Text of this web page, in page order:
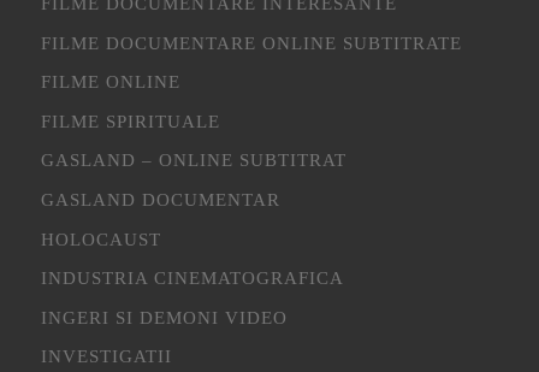
FILME DOCUMENTARE ONLINE SUBTITRATE
FILME ONLINE
FILME SPIRITUALE
GASLAND – ONLINE SUBTITRAT
GASLAND DOCUMENTAR
HOLOCAUST
INDUSTRIA CINEMATOGRAFICA
INGERI SI DEMONI VIDEO
INVESTIGATII